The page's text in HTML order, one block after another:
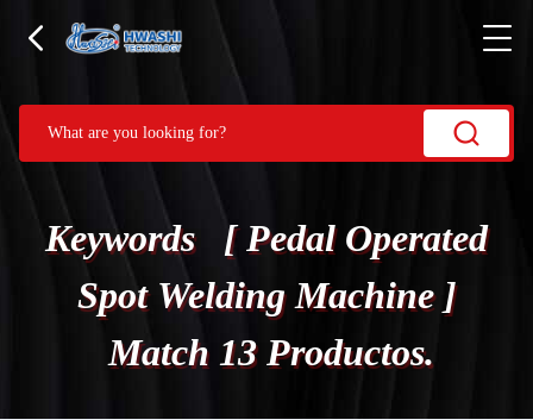
Keywords [ Pedal Operated
Spot Welding Machine ]
Match 13 Productos.